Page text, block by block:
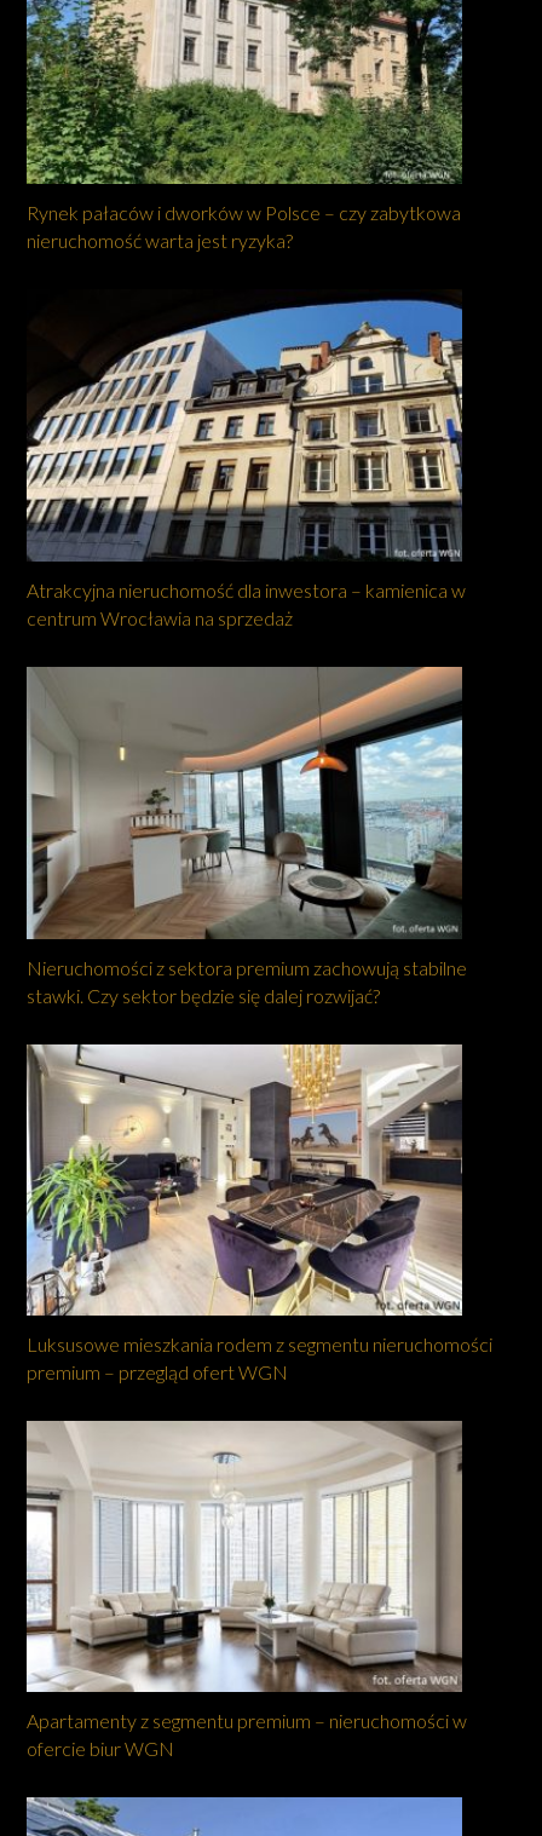
Rynek pałaców i dworków w Polsce – czy zabytkowa
nieruchomość warta jest ryzyka?
Atrakcyjna nieruchomość dla inwestora – kamienica w
centrum Wrocławia na sprzedaż
Nieruchomości z sektora premium zachowują stabilne
stawki. Czy sektor będzie się dalej rozwijać?
Luksusowe mieszkania rodem z segmentu nieruchomości
premium – przegląd ofert WGN
Apartamenty z segmentu premium – nieruchomości w
ofercie biur WGN